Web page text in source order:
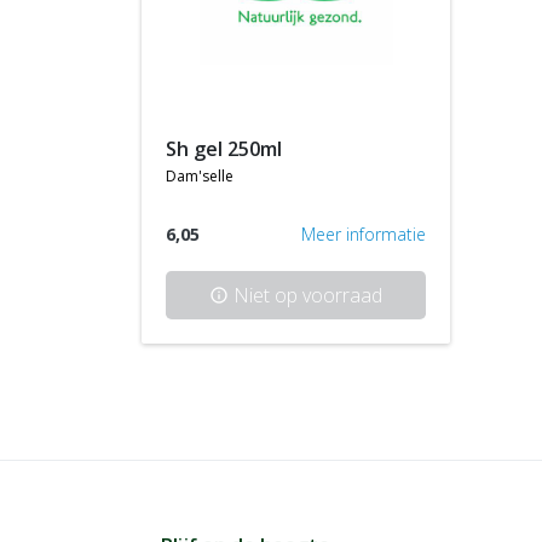
sh gel 250ml
dam'selle
6,05 Meer informatie
info Niet op voorraad